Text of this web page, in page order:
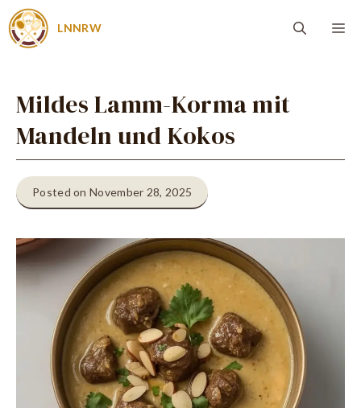
Zum
Inhalt
LNNRW
Mildes Lamm-Korma mit
Mandeln und Kokos
Posted on November 28, 2025